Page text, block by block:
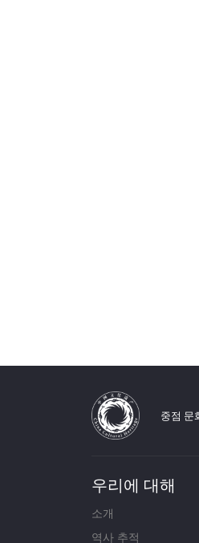
중점 문
우리에 대해
소개
역사 추적